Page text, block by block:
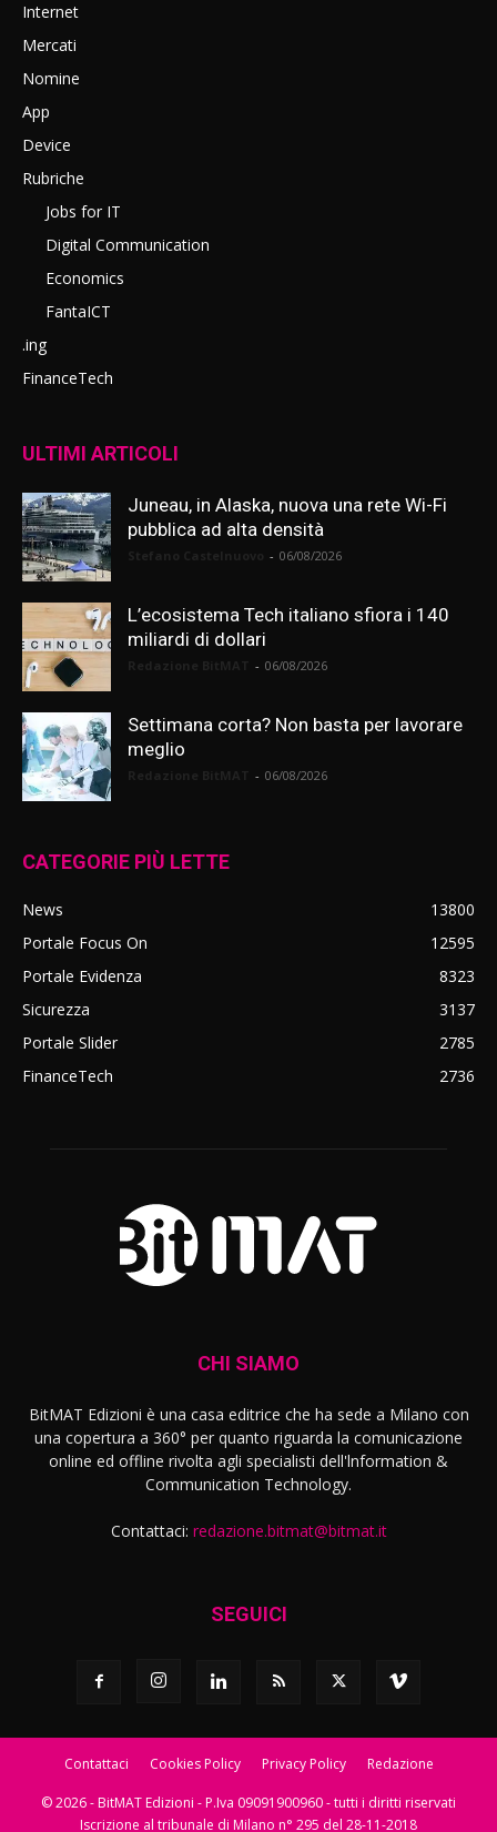
Internet
Mercati
Nomine
App
Device
Rubriche
Jobs for IT
Digital Communication
Economics
FantaICT
.ing
FinanceTech
ULTIMI ARTICOLI
Juneau, in Alaska, nuova una rete Wi-Fi
pubblica ad alta densità
- 06/08/2026
L’ecosistema Tech italiano sfiora i 140
miliardi di dollari
- 06/08/2026
Settimana corta? Non basta per lavorare
meglio
- 06/08/2026
CATEGORIE PIÙ LETTE
News
13800
Portale Focus On
12595
Portale Evidenza
8323
Sicurezza
3137
Portale Slider
2785
FinanceTech
2736
CHI SIAMO
BitMAT Edizioni è una casa editrice che ha sede a Milano con
una copertura a 360° per quanto riguarda la comunicazione
online ed offline rivolta agli specialisti dell'lnformation &
Communication Technology.
Contattaci: redazione.bitmat@bitmat.it
SEGUICI
Contattaci Cookies Policy Privacy Policy Redazione
© 2026 - BitMAT Edizioni - P.Iva 09091900960 - tutti i diritti riservati
Iscrizione al tribunale di Milano n° 295 del 28-11-2018